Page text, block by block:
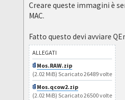
Creare queste immagini è
MAC.
Fatto questo devi avviare
ALLEGATI
Mos.RAW.zip
(2.02 MiB) Scaricato 26489 volte
Mos.qcow2.zip
(2.02 MiB) Scaricato 26500 volte